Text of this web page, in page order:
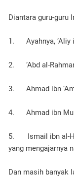
Diantara guru-guru
1. Ayahnya, ‘Aliy
2. ‘Abd al-
3. Ahmad ibn
4. Ahmad ibn
5. Ismail ibn al-
yang mengajarnya
Dan masih banyak